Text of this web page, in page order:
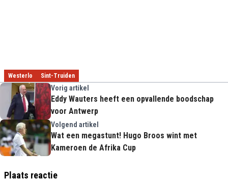
Westerlo Sint-Truiden
Vorig artikel
Eddy Wauters heeft een opvallende boodschap
voor Antwerp
Volgend artikel
Wat een megastunt! Hugo Broos wint met
Kameroen de Afrika Cup
Plaats reactie